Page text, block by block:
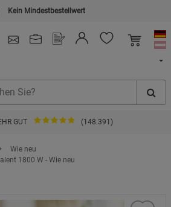
Kein Mindestbestellwert
GUT (148.391)
Online-Shop
Wie neu
1800 W - Wie neu